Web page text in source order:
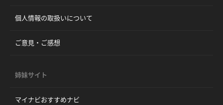
個人情報の取扱いについて
ご意見・ご感想
姉妹サイト
マイナビおすすめナビ